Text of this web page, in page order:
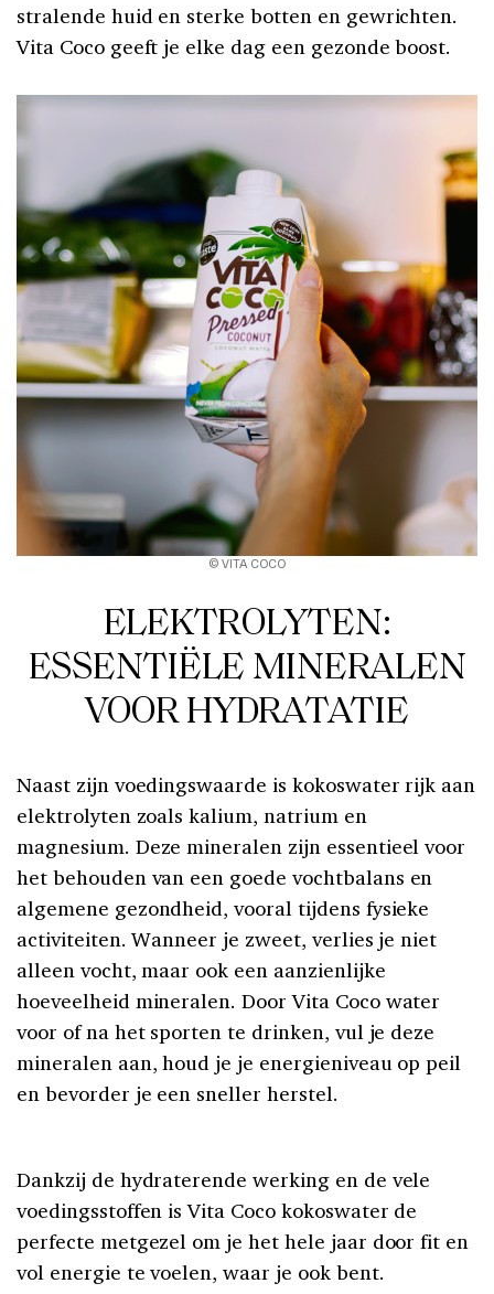
stralende huid en sterke botten en gewrichten.
Vita Coco geeft je elke dag een gezonde boost.
© VITA COCO
ELEKTROLYTEN:
ESSENTIËLE MINERALEN
VOOR HYDRATATIE
Naast zijn voedingswaarde is kokoswater rijk aan
elektrolyten zoals kalium, natrium en
magnesium. Deze mineralen zijn essentieel voor
het behouden van een goede vochtbalans en
algemene gezondheid, vooral tijdens fysieke
activiteiten. Wanneer je zweet, verlies je niet
alleen vocht, maar ook een aanzienlijke
hoeveelheid mineralen. Door Vita Coco water
voor of na het sporten te drinken, vul je deze
mineralen aan, houd je je energieniveau op peil
en bevorder je een sneller herstel.
Dankzij de hydraterende werking en de vele
voedingsstoffen is Vita Coco kokoswater de
perfecte metgezel om je het hele jaar door fit en
vol energie te voelen, waar je ook bent.